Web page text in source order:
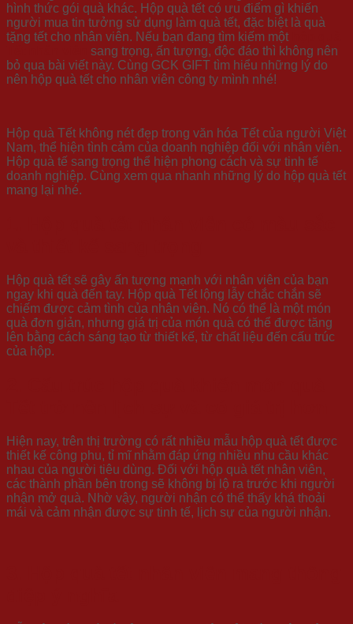
hình thức gói quà khác. Hộp quà tết có ưu điểm gì khiến
người mua tin tưởng sử dụng làm quà tết, đặc biệt là quà
tặng tết cho nhân viên. Nếu bạn đang tìm kiếm một
sang trọng, ấn tượng, độc đáo thì không nên
bỏ qua bài viết này. Cùng GCK GIFT tìm hiểu những lý do
nên hộp quà tết cho nhân viên công ty mình nhé!
Hộp quà Tết không nét đẹp trong văn hóa Tết của người Việt
Nam, thể hiện tình cảm của doanh nghiệp đối với nhân viên.
Hộp quà tế sang trọng thể hiện phong cách và sự tinh tế
doanh nghiệp. Cùng xem qua nhanh những lý do hộp quà tết
mang lại nhé.
Hộp quà tết sẽ gây ấn tượng mạnh với nhân viên của bạn
ngay khi quà đến tay. Hộp quà Tết lộng lẫy chắc chắn sẽ
chiếm được cảm tình của nhân viên. Nó có thể là một món
quà đơn giản, nhưng giá trị của món quà có thể được tăng
lên bằng cách sáng tạo từ thiết kế, từ chất liệu đến cấu trúc
của hộp.
Hiện nay, trên thị trường có rất nhiều mẫu hộp quà tết được
thiết kế công phu, tỉ mĩ nhằm đáp ứng nhiều nhu cầu khác
nhau của người tiêu dùng. Đối với hộp quà tết nhân viên,
các thành phần bên trong sẽ không bị lộ ra trước khi người
nhận mở quà. Nhờ vậy, người nhận có thể thấy khá thoải
mái và cảm nhận được sự tinh tế, lịch sự của người nhận.